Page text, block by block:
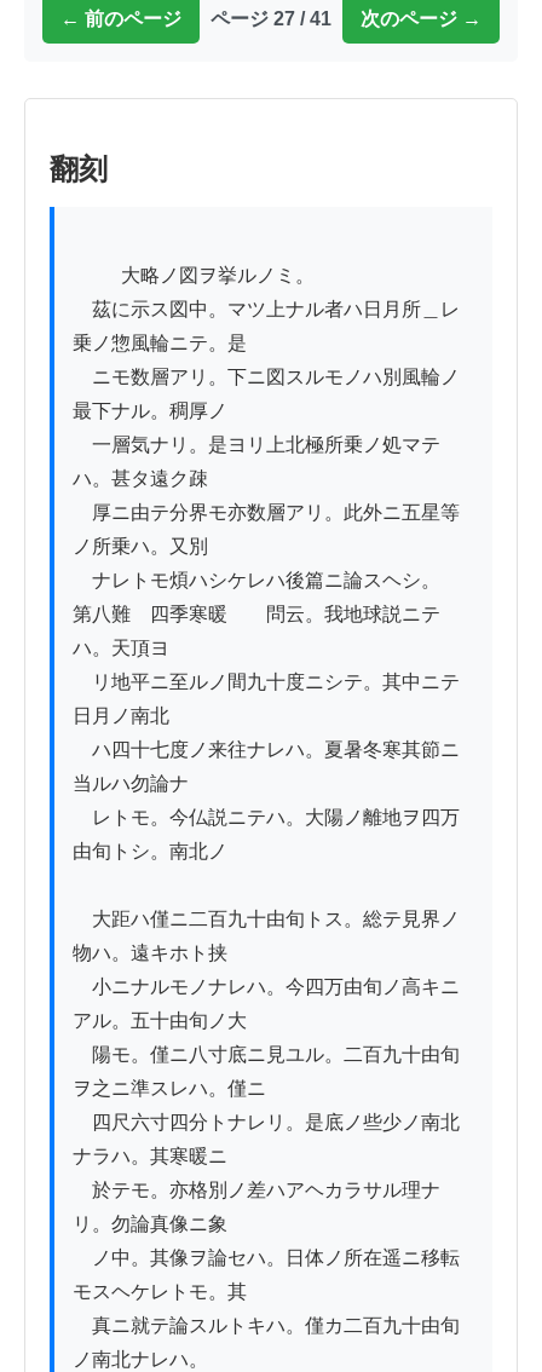
← 前のページ ページ 27 / 41 次のページ →
翻刻
茲に示ス図中。マツ上ナル者ハ日月所＿レ
乗ノ惣風輪ニテ。是
ニモ数層アリ。下ニ図スルモノハ別風輪ノ
最下ナル。稠厚ノ
一層気ナリ。是ヨリ上北極所乗ノ処マテ
ハ。甚タ遠ク疎
厚ニ由テ分界モ亦数層アリ。此外ニ五星等
ノ所乗ハ。又別
ナレトモ煩ハシケレハ後篇ニ論スヘシ。
第八難　四季寒暖　　問云。我地球説ニテ
ハ。天頂ヨ
リ地平ニ至ルノ間九十度ニシテ。其中ニテ
日月ノ南北
ハ四十七度ノ来往ナレハ。夏暑冬寒其節ニ
当ルハ勿論ナ
レトモ。今仏説ニテハ。大陽ノ離地ヲ四万
由旬トシ。南北ノ
大距ハ僅ニ二百九十由旬トス。総テ見界ノ
物ハ。遠キホト挟
小ニナルモノナレハ。今四万由旬ノ高キニ
アル。五十由旬ノ大
陽モ。僅ニ八寸底ニ見ユル。二百九十由旬
ヲ之ニ準スレハ。僅ニ
四尺六寸四分トナレリ。是底ノ些少ノ南北
ナラハ。其寒暖ニ
於テモ。亦格別ノ差ハアヘカラサル理ナ
リ。勿論真像ニ象
ノ中。其像ヲ論セハ。日体ノ所在遥ニ移転
モスヘケレトモ。其
真ニ就テ論スルトキハ。僅カ二百九十由旬
ノ南北ナレハ。